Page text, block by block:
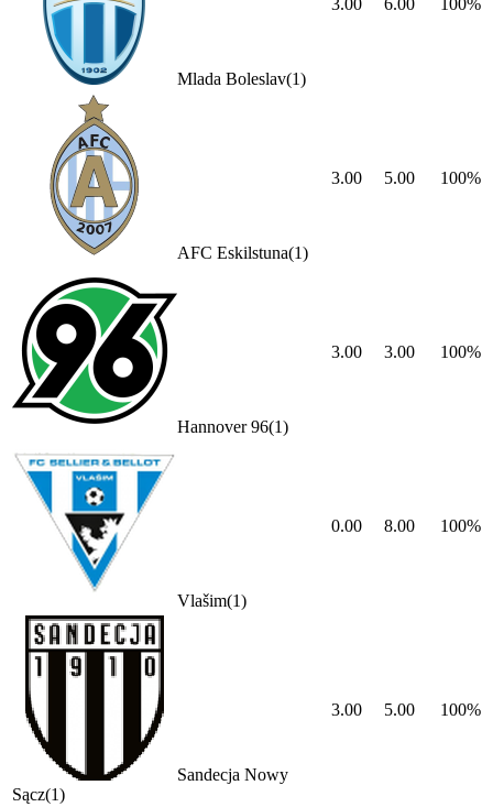
Mlada Boleslav(1)
AFC Eskilstuna(1)
3.00 5.00 100%
Hannover 96(1)
3.00 3.00 100%
Vlašim(1)
0.00 8.00 100%
Sandecja Nowy
Sącz(1)
3.00 5.00 100%